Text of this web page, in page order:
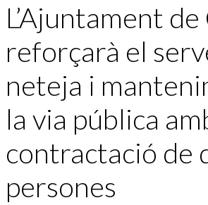
L’Ajuntament de
reforçarà el
neteja i
la via pública
contractació de
persones